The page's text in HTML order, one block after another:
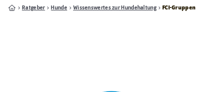
Ratgeber Hunde Wissenswertes zur Hundehaltung FCI-Gruppen